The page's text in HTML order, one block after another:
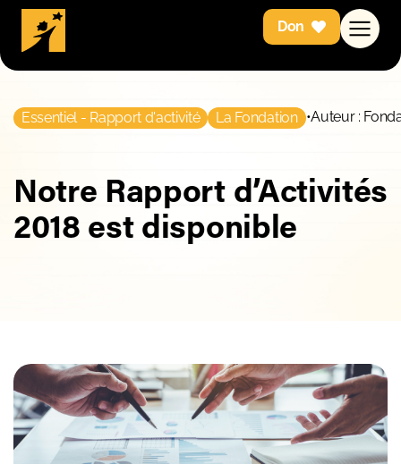
Don
Essentiel - Rapport d'activité La Fondation •Auteur :
Notre Rapport d’Activités
2018 est disponible